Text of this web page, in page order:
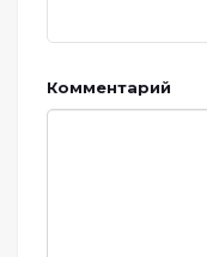
Комментарий